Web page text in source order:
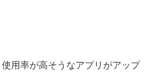
用率が高そうなアプリがアップ